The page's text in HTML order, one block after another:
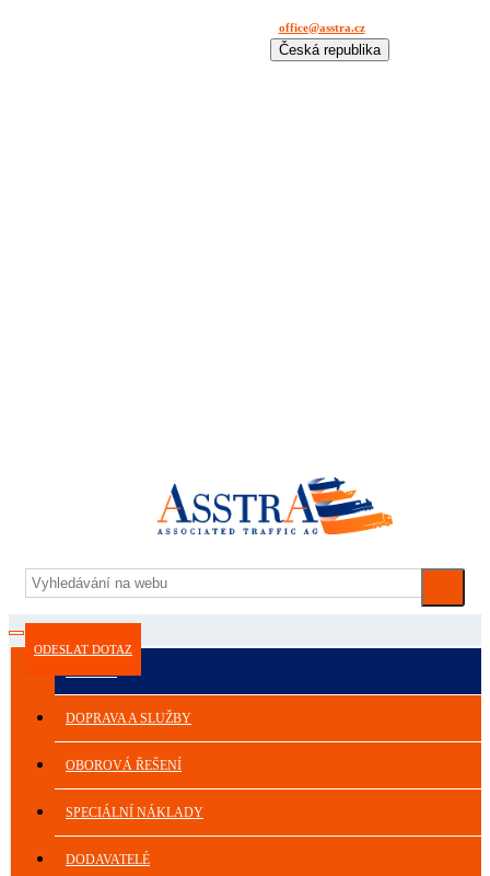
office@asstra.cz
Česká republika
DOPRAVA A SLUŽBY
OBOROVÁ ŘEŠENÍ
SPECIÁLNÍ NÁKLADY
DODAVATELÉ
ODESLAT DOTAZ